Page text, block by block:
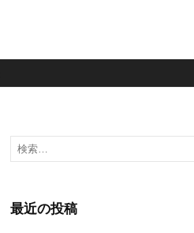
検
索:
最近の投稿